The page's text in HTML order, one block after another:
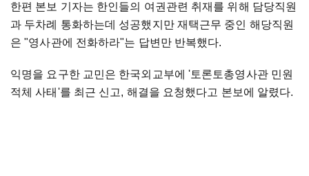
한편 본보 기자는 한인들의 여권관련 취재를 위해 담당직원
과 두차례 통화하는데 성공했지만 재택근무 중인 해당직원
은 "영사관에 전화하라"는 답변만 반복했다.
익명을 요구한 교민은 한국외교부에 '토론토총영사관 민원
적체 사태'를 최근 신고, 해결을 요청했다고 본보에 알렸다.